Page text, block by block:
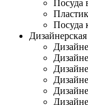
Посуда
Посуда